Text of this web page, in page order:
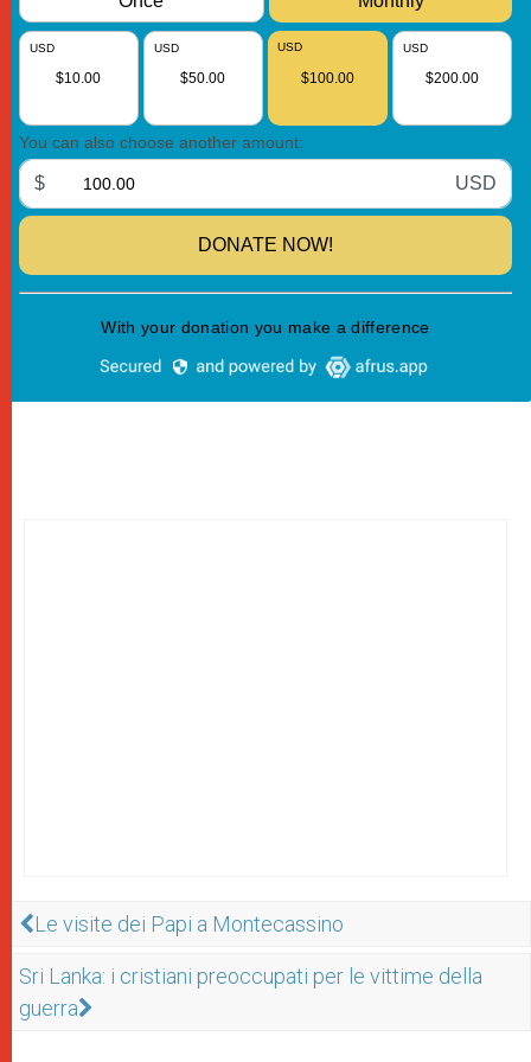
Le visite dei Papi a Montecassino
Sri Lanka: i cristiani preoccupati per le vittime della
guerra